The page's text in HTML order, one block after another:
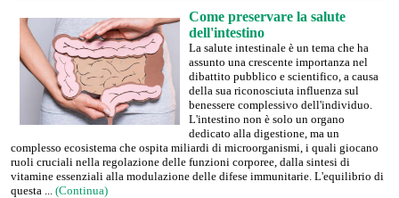
Come preservare la salute
dell'intestino
La salute intestinale è un tema che ha
assunto una crescente importanza nel
dibattito pubblico e scientifico, a causa
della sua riconosciuta influenza sul
benessere complessivo dell'individuo.
L'intestino non è solo un organo
dedicato alla digestione, ma un
complesso ecosistema che ospita miliardi di microorganismi, i quali giocano
ruoli cruciali nella regolazione delle funzioni corporee, dalla sintesi di
vitamine essenziali alla modulazione delle difese immunitarie. L'equilibrio di
questa ... (Continua)